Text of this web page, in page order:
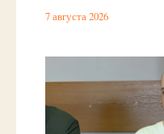
7 августа 2026